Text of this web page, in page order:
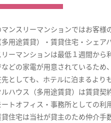
ンスリーマンションではお客様
多用途賃貸）・賃貸住宅・シェア
ーマンションは最低１週間か
などの家電が用意されているた
としても、ホテルに泊まるより
ルハウス（多用途賃貸）は賃貸
トオフィス・事務所としての利
住宅は当社が貸主のため仲介手